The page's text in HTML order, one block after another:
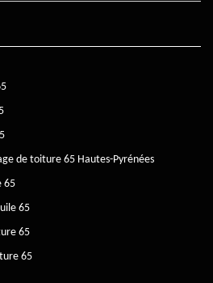
de toiture 65 Hautes-Pyrénées
65
65
65
65